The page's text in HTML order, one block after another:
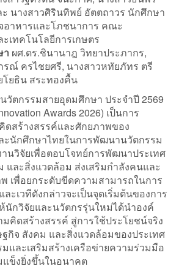
นางสาวศิรินทิพย์ อัตตถาวร นักศึกษา
อาหารและโภชนาการ คณะ
เทคโนโลยีการเกษตร
า ผศ.ดร.ชินานาฎ วิทยาประภากร,
รณ์ ครไชยศรี, นางสาวหทัยภัทร ตรี
โยธิน สระทองคื้น
รรมสายอุดมศึกษา ประจำปี 2569
Awards 2026) เป็นการ
สร้างสรรค์และศักยภาพของ
ะนักศึกษาไทยในการพัฒนานวัตกรรม
นวิจัยเพื่อตอบโจทย์การพัฒนาประเทศ
และสิ่งแวดล้อม ส่งเสริมกำลังคนและ
เพื่อยกระดับขีดความสามารถในการ
ะเวทีดังกล่าวจะเป็นจุดเริ่มต้นของการ
นักวิจัยและนวัตกรรุ่นใหม่ได้นำองค์
คิดสร้างสรรค์ สู่การใช้ประโยชน์จริง
กิจ สังคม และสิ่งแวดล้อมของประเทศ
และเสริมสร้างเครือข่ายความร่วมมือ
ข็งยิ่งขึ้นในอนาคต